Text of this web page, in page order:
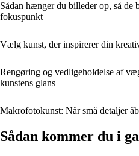
Sådan hænger du billeder op, så de
fokuspunkt
Vælg kunst, der inspirerer din
Rengøring og vedligeholdelse af
kunstens glans
Makrofotokunst: Når små detaljer
Sådan kommer du i